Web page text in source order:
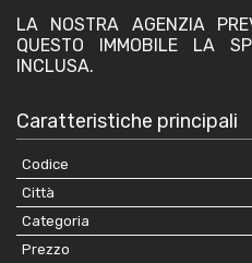
LA NOSTRA AGENZIA
QUESTO IMMOBILE LA
INCLUSA.
Caratteristiche principali
Codice
Città
Categoria
Prezzo